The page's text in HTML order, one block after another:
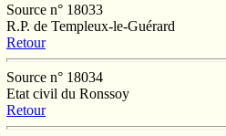
Source n° 18033
R.P. de Templeux-le-Guérard
Retour
Source n° 18034
Etat civil du Ronssoy
Retour